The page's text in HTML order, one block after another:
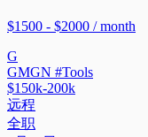
$1500 - $2000 / month
G
GMGN #Tools
$150k-200k
远程
全职